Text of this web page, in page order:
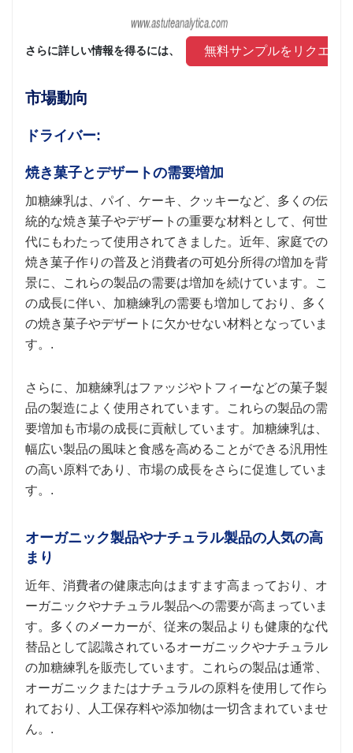
さらに詳しい情報を得るには、 無料サンプルをリクエス
市場動向
ドライバー:
焼き菓子とデザートの需要増加
加糖練乳は、パイ、ケーキ、クッキーなど、多くの伝
統的な焼き菓子やデザートの重要な材料として、何世
代にもわたって使用されてきました。近年、家庭での
焼き菓子作りの普及と消費者の可処分所得の増加を背
景に、これらの製品の需要は増加を続けています。こ
の成長に伴い、加糖練乳の需要も増加しており、多く
の焼き菓子やデザートに欠かせない材料となっていま
す。.
さらに、加糖練乳はファッジやトフィーなどの菓子製
品の製造によく使用されています。これらの製品の需
要増加も市場の成長に貢献しています。加糖練乳は、
幅広い製品の風味と食感を高めることができる汎用性
の高い原料であり、市場の成長をさらに促進していま
す。.
オーガニック製品やナチュラル製品の人気の高
まり
近年、消費者の健康志向はますます高まっており、オ
ーガニックやナチュラル製品への需要が高まっていま
す。多くのメーカーが、従来の製品よりも健康的な代
替品として認識されているオーガニックやナチュラル
の加糖練乳を販売しています。これらの製品は通常、
オーガニックまたはナチュラルの原料を使用して作ら
れており、人工保存料や添加物は一切含まれていませ
ん。.